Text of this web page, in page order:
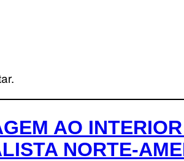
AO
NORTE-